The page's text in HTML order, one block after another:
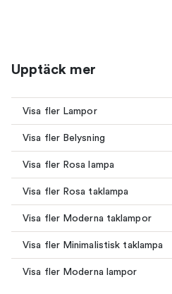
Upptäck mer
Visa fler Lampor
Visa fler Belysning
Visa fler Rosa lampa
Visa fler Rosa taklampa
Visa fler Moderna taklampor
Visa fler Minimalistisk taklampa
Visa fler Moderna lampor